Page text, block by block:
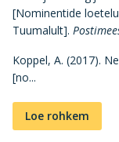
[Nominentide
Tuumalult].
Koppel, A. (2017).
[no...
Loe rohkem